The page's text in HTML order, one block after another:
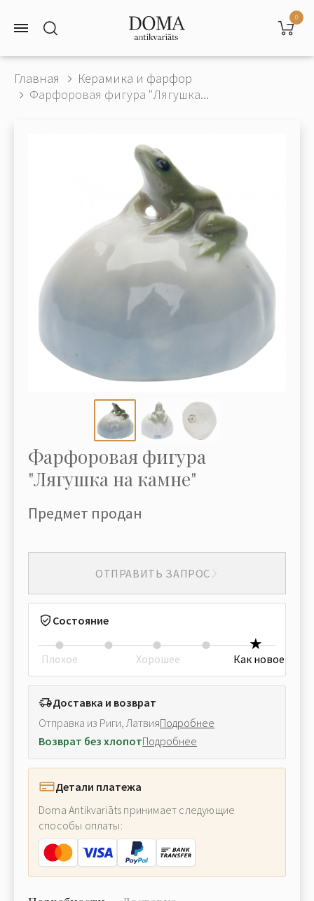
0
Главная
Керамика и фарфор
Фарфоровая фигура "Лягушка...
Фарфоровая фигура
"Лягушка на камне"
Предмет продан
ОТПРАВИТЬ ЗАПРОС
Состояние
Плохое Хорошее Как новое
Доставка и возврат
Отправка из Риги, ЛатвияПодробнее
Возврат без хлопотПодробнее
Детали платежа
Doma Antikvariāts принимает следующие
способы оплаты: